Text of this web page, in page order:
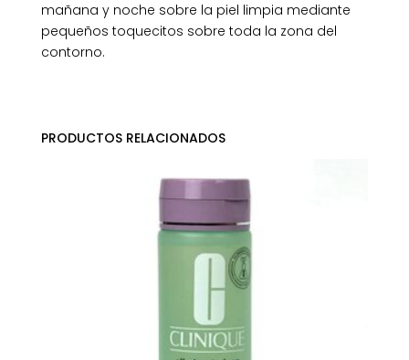
mañana y noche sobre la piel limpia mediante
pequeños toquecitos sobre toda la zona del
contorno.
PRODUCTOS RELACIONADOS